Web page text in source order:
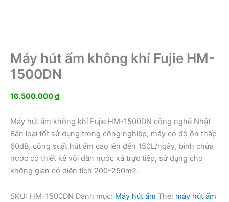
Máy hút ẩm không khí Fujie HM-
1500DN
16.500.000₫
Máy hút ẩm không khí Fujie HM-1500DN công nghệ Nhật
Bản loại tốt sử dụng trong công nghiệp, máy có độ ồn thấp
60dB, công suất hút ẩm cao lên đến 150L/ngày, bình chứa
nước có thiết kế vòi dẫn nước xả trực tiếp, sử dụng cho
không gian có diện tích 200-250m2.
SKU: HM-1500DN Danh mục: Máy hút ẩm Thẻ: máy hút ẩm